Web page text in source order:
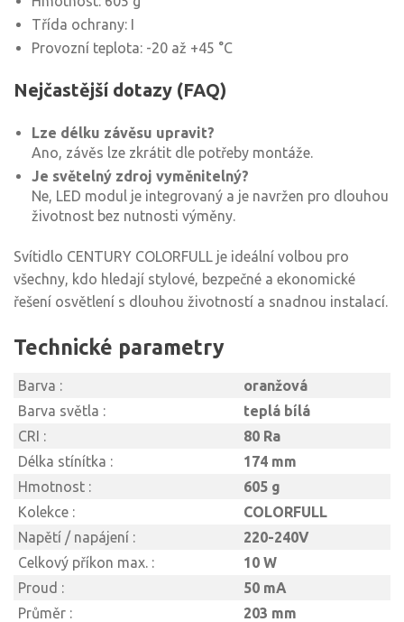
Třída ochrany: I
Provozní teplota: -20 až +45 °C
Nejčastější dotazy (FAQ)
Lze délku závěsu upravit?
Ano, závěs lze zkrátit dle potřeby montáže.
Je světelný zdroj vyměnitelný?
Ne, LED modul je integrovaný a je navržen pro dlouhou
životnost bez nutnosti výměny.
Svítidlo CENTURY COLORFULL je ideální volbou pro
všechny, kdo hledají stylové, bezpečné a ekonomické
řešení osvětlení s dlouhou životností a snadnou instalací.
Technické parametry
Barva :
oranžová
Barva světla :
teplá bílá
CRI :
80 Ra
Délka stínítka :
174 mm
Hmotnost :
605 g
Kolekce :
COLORFULL
Napětí / napájení :
220-240V
Celkový příkon max. :
10 W
Proud :
50 mA
Průměr :
203 mm